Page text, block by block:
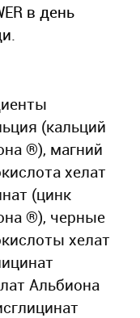
в день
(кальций
®), магний
хелат
(цинк
®), черные
хелат
Альбиона